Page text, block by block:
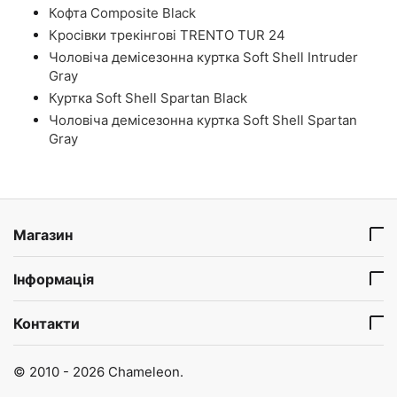
Кофта Composite Black
Кросівки трекінгові TRENTO TUR 24
Чоловіча демісезонна куртка Soft Shell Intruder
Gray
Куртка Soft Shell Spartan Black
Чоловіча демісезонна куртка Soft Shell Spartan
Gray
Магазин
Інформація
Контакти
© 2010 - 2026 Chameleon.